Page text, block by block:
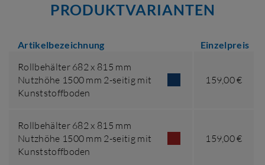
PRODUKTVARIANTEN
Artikelbezeichnung Einzelpreis
Rollbehälter 682 x 815 mm
Nutzhöhe 1500 mm 2-seitig mit
Kunststoffboden
159,00 €
Rollbehälter 682 x 815 mm
Nutzhöhe 1500 mm 2-seitig mit
Kunststoffboden
159,00 €